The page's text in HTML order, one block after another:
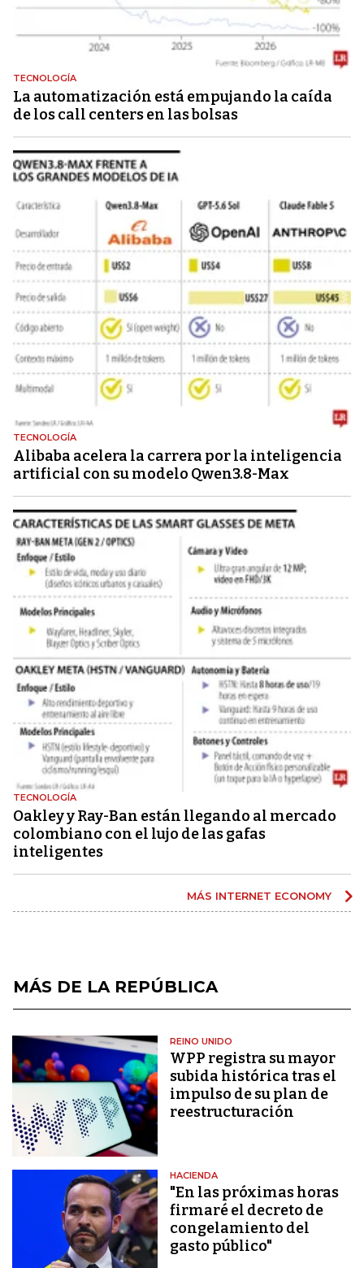
TECNOLOGÍA
La automatización está empujando la caída
de los call centers en las bolsas
TECNOLOGÍA
Alibaba acelera la carrera por la inteligencia
artificial con su modelo Qwen3.8-Max
TECNOLOGÍA
Oakley y Ray-Ban están llegando al mercado
colombiano con el lujo de las gafas
inteligentes
MÁS INTERNET ECONOMY
MÁS DE LA REPÚBLICA
REINO UNIDO
WPP registra su mayor
subida histórica tras el
impulso de su plan de
reestructuración
HACIENDA
"En las próximas horas
firmaré el decreto de
congelamiento del
gasto público"